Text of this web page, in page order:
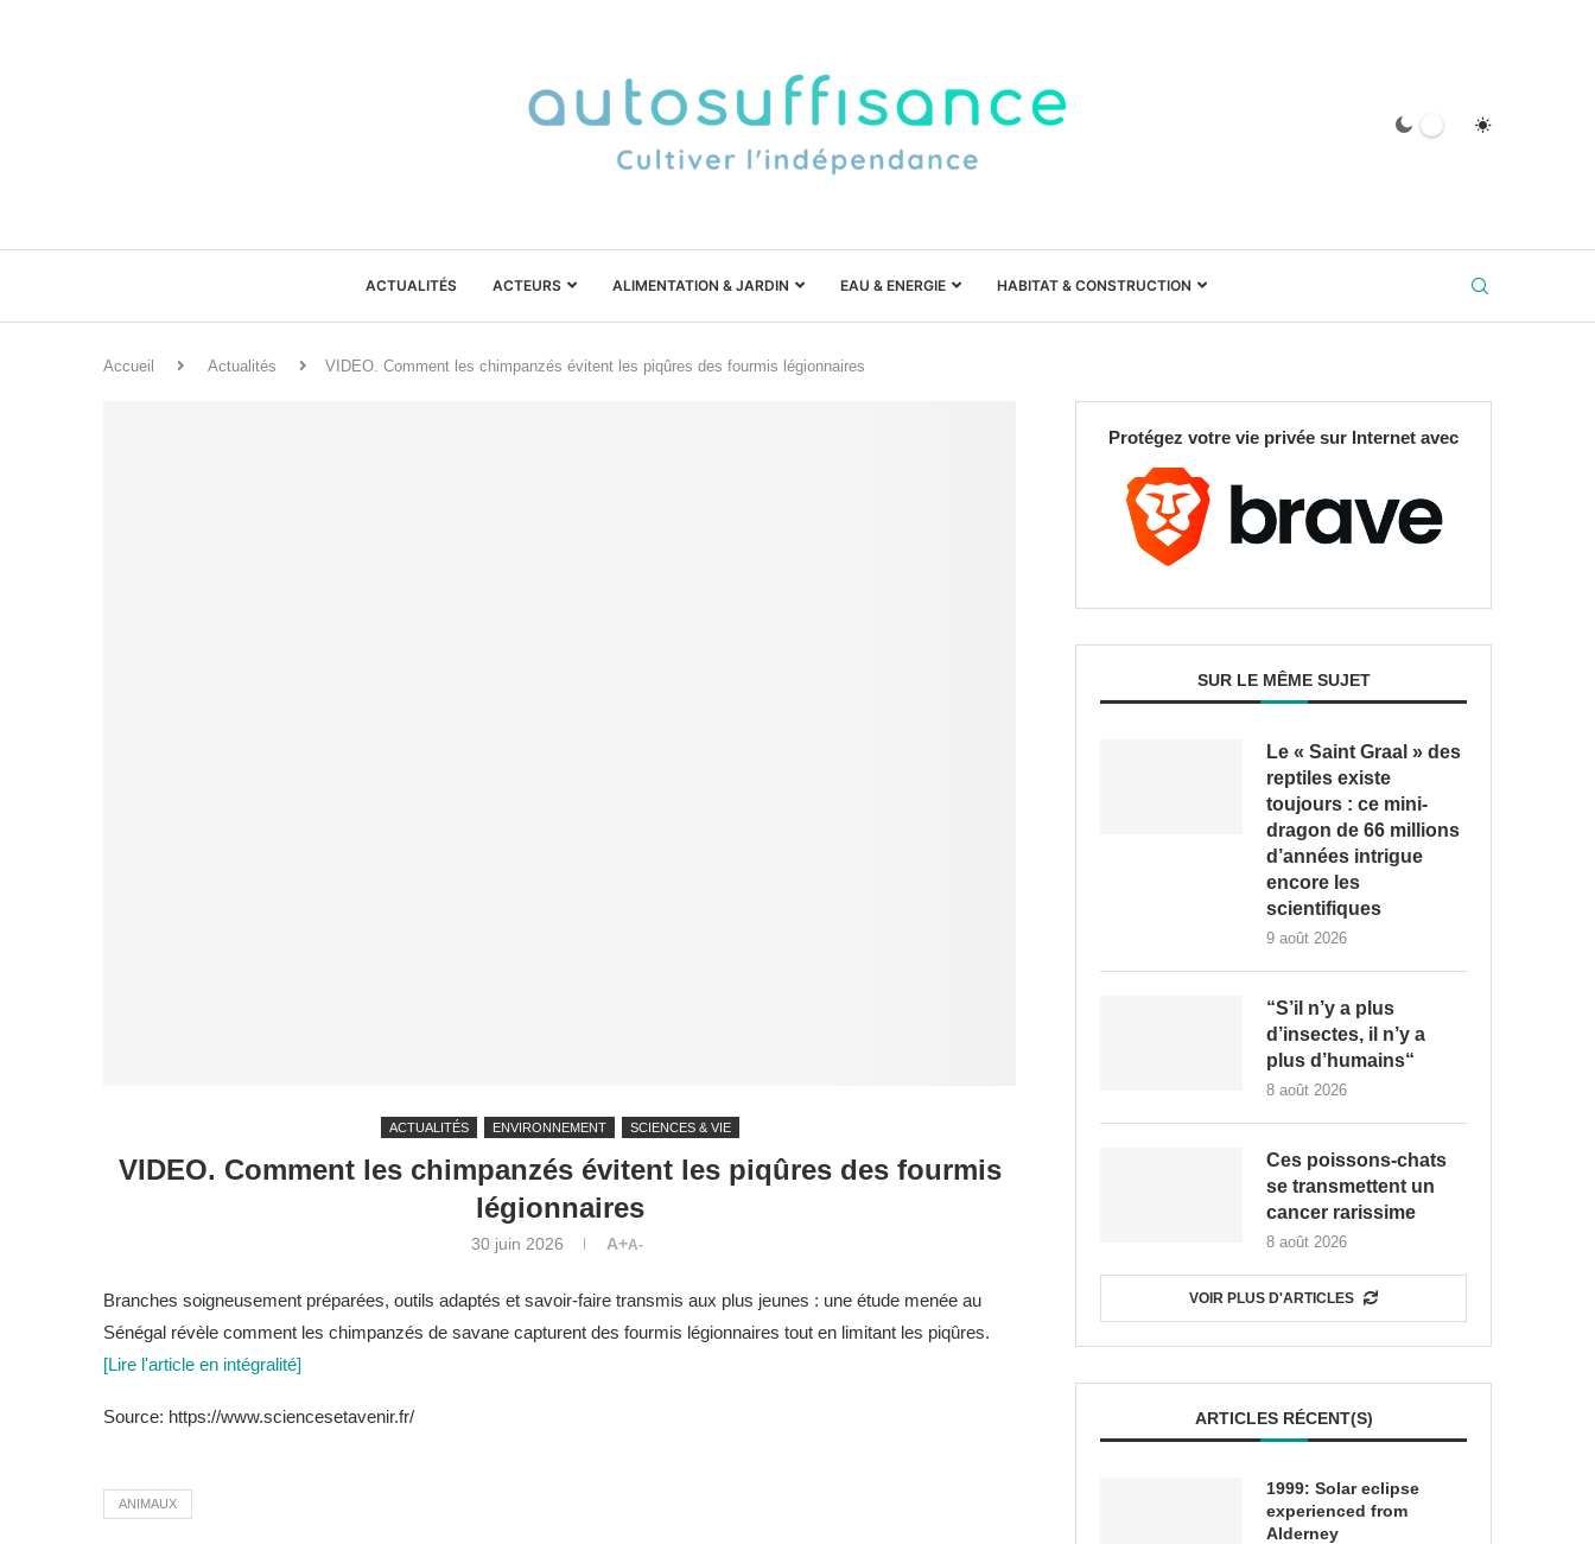
ACTUALITÉS ACTEURS ALIMENTATION & JARDIN EAU & ENERGIE HABITAT & CONSTRUCTION
Accueil Actualités VIDEO. Comment les chimpanzés évitent les piqûres des fourmis légionnaires
ACTUALITÉS ENVIRONNEMENT SCIENCES & VIE
VIDEO. Comment les chimpanzés évitent les piqûres des fourmis
légionnaires
30 juin 2026 A+A-
Branches soigneusement préparées, outils adaptés et savoir-faire transmis aux plus jeunes : une étude menée au
Sénégal révèle comment les chimpanzés de savane capturent des fourmis légionnaires tout en limitant les piqûres.
[Lire l'article en intégralité]
Source: https://www.sciencesetavenir.fr/
ANIMAUX
Protégez votre vie privée sur Internet avec
SUR LE MÊME SUJET
Le « Saint Graal » des
reptiles existe
toujours : ce mini-
dragon de 66 millions
d’années intrigue
encore les
scientifiques
9 août 2026
“S’il n’y a plus
d’insectes, il n’y a
plus d’humains“
8 août 2026
Ces poissons-chats
se transmettent un
cancer rarissime
8 août 2026
VOIR PLUS D'ARTICLES
ARTICLES RÉCENT(S)
1999: Solar eclipse
experienced from
Alderney